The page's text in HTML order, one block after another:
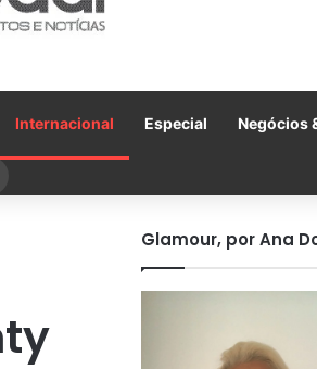
Internacional Especial Negócios
Glamour, por Ana